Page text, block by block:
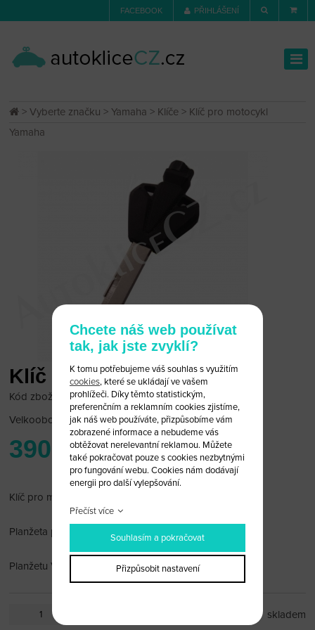
FACEBOOK PŘIHLÁŠENÍ
>Vyberte značku > Yamaha > Klíče > Klíč pro motocykl
Yamaha
Klíč pro motocykl Yamaha
Kód zboží: YAMA_MOTO_08
Velkoobchodní cena:po přihlášení
390 Kč
Klíč pro motocykl Yamaha bez čipu
Planžeta pravostranná
Planžetu Vám rádi po dohodě vybrousíme.
skladem
Chcete náš web používat
tak, jak jste zvyklí?
K tomu potřebujeme váš souhlas s využitím
cookies, které se ukládají ve vašem
prohlížeči. Díky těmto statistickým,
preferenčním a reklamním cookies zjistíme,
jak náš web používáte, přizpůsobíme vám
zobrazené informace a nebudeme vás
obtěžovat nerelevantní reklamou. Můžete
také pokračovat pouze s cookies nezbytnými
pro fungování webu. Cookies nám dodávají
energii pro další vylepšování.
Přečíst více
Souhlasím a pokračovat
Přizpůsobit nastavení